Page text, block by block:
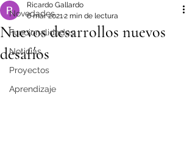
Novedades
Funcionalidades
Noticias
Proyectos
Aprendizaje
Nuevos desarrollos nuevos
desafíos
Ricardo Gallardo
6 mar 20212 min de lectura